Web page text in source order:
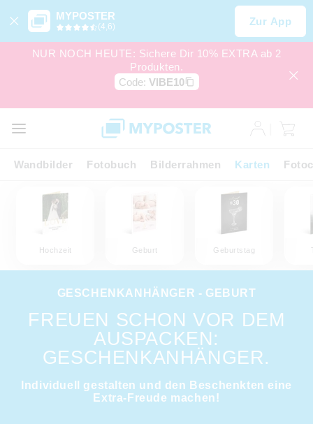
MYPOSTER
(4,6) Zur App
NUR NOCH HEUTE: Sichere Dir 10% EXTRA ab 2
Produkten.
Code: VIBE10
Wandbilder Fotobuch Bilderrahmen Karten
Hochzeit Geburt Geburtstag
GESCHENKANHÄNGER - GEBURT
FREUEN SCHON VOR DEM
AUSPACKEN:
GESCHENKANHÄNGER.
Individuell gestalten und den Beschenkten eine
Extra-Freude machen!